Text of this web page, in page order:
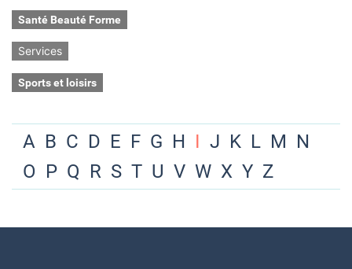
Santé Beauté Forme
Services
Sports et loisirs
A B C D E F G H I J K L M N
O P Q R S T U V W X Y Z